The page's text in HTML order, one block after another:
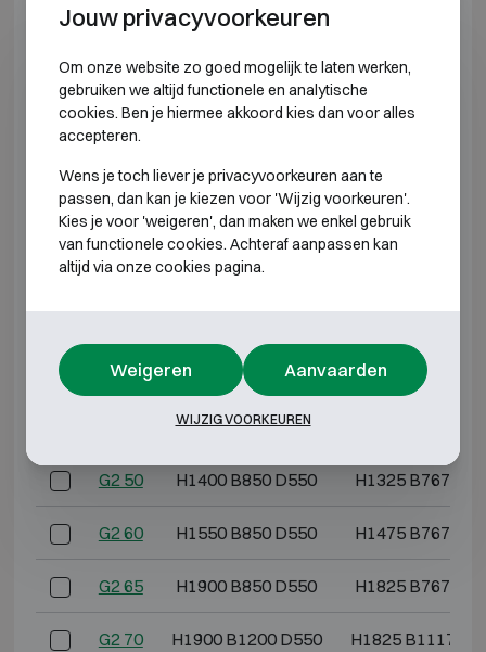
Model Buitenmaten (mm) Binnenmaten
G2 5 H600 B500 D475 H525 B417
G2 10 H600 B600 D500
G2 30 H1000 B600 D500 H925 B517
H1200 B600 D500
G2 50 H1400 B850 D550 H1325 B767
G2 60 H1550 B850 D550 H1475 B767
G2 65 H1900 B850 D550 H1825 B767
G2 70 H1900 B1200 D550 H1825 B1117
Jouw privacyvoorkeuren
Om onze website zo goed mogelijk te laten werken,
gebruiken we altijd functionele en analytische
cookies. Ben je hiermee akkoord kies dan voor alles
accepteren.
Wens je toch liever je privacyvoorkeuren aan te
passen, dan kan je kiezen voor 'Wijzig voorkeuren'.
Kies je voor 'weigeren', dan maken we enkel gebruik
van functionele cookies. Achteraf aanpassen kan
altijd via onze cookies pagina.
Weigeren Aanvaarden
WIJZIG VOORKEUREN